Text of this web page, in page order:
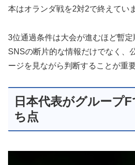
本はオランダ戦を2対2で終えてい
3位通過条件は大会が進むほど暫定
SNSの断片的な情報だけでなく、
ージを見ながら判断することが重要
日本代表がグループ
ち点